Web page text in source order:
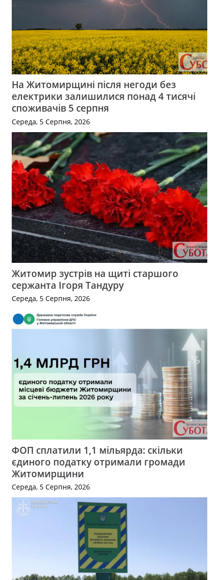
На Житомирщині після негоди без
електрики залишилися понад 4 тисячі
споживачів 5 серпня
Середа, 5 Серпня, 2026
Житомир зустрів на щиті старшого
сержанта Ігоря Тандуру
Середа, 5 Серпня, 2026
ФОП сплатили 1,1 мільярда: скільки
єдиного податку отримали громади
Житомирщини
Середа, 5 Серпня, 2026